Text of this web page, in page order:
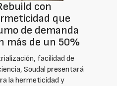
con
que
de demanda
más de un 50%
facilidad de
Soudal presentará
la hermeticidad y